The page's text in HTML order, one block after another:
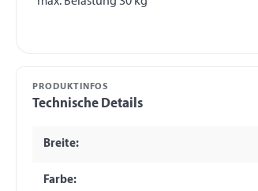
PRODUKTINFOS
Technische Details
Breite:
Farbe: